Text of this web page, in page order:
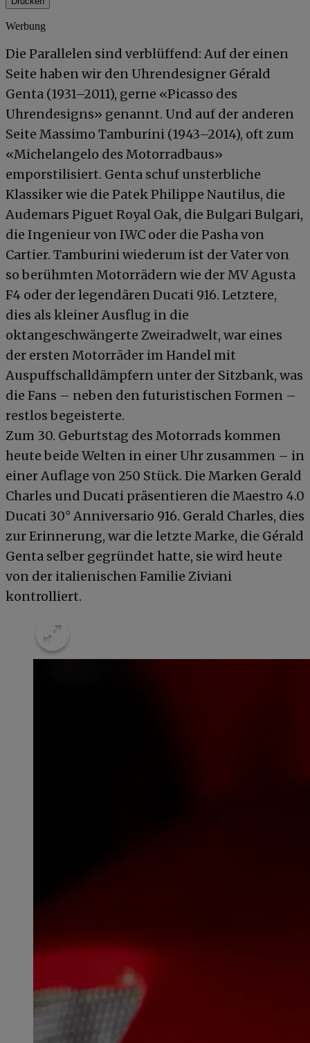
Werbung
Die Parallelen sind verblüffend: Auf der einen
Seite haben wir den Uhrendesigner Gérald
Genta (1931–2011), gerne «Picasso des
Uhrendesigns» genannt. Und auf der anderen
Seite Massimo Tamburini (1943–2014), oft zum
«Michelangelo des Motorradbaus»
emporstilisiert. Genta schuf unsterbliche
Klassiker wie die Patek Philippe Nautilus, die
Audemars Piguet Royal Oak, die Bulgari Bulgari,
die Ingenieur von IWC oder die Pasha von
Cartier. Tamburini wiederum ist der Vater von
so berühmten Motorrädern wie der MV Agusta
F4 oder der legendären Ducati 916. Letztere,
dies als kleiner Ausflug in die
oktangeschwängerte Zweiradwelt, war eines
der ersten Motorräder im Handel mit
Auspuffschalldämpfern unter der Sitzbank, was
die Fans – neben den futuristischen Formen –
restlos begeisterte.
Zum 30. Geburtstag des Motorrads kommen
heute beide Welten in einer Uhr zusammen – in
einer Auflage von 250 Stück. Die Marken Gerald
Charles und Ducati präsentieren die Maestro 4.0
Ducati 30° Anniversario 916. Gerald Charles, dies
zur Erinnerung, war die letzte Marke, die Gérald
Genta selber gegründet hatte, sie wird heute
von der italienischen Familie Ziviani
kontrolliert.